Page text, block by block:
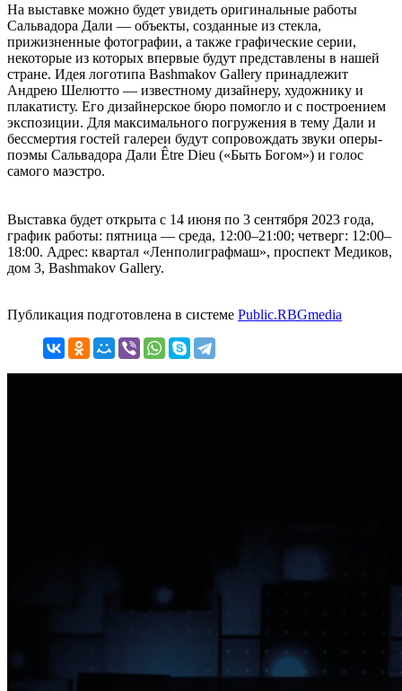
На выставке можно будет увидеть оригинальные работы
Сальвадора Дали — объекты, созданные из стекла,
прижизненные фотографии, а также графические серии,
некоторые из которых впервые будут представлены в нашей
стране. Идея логотипа Bashmakov Gallery принадлежит
Андрею Шелютто — известному дизайнеру, художнику и
плакатисту. Его дизайнерское бюро помогло и с построением
экспозиции. Для максимального погружения в тему Дали и
бессмертия гостей галереи будут сопровождать звуки оперы-
поэмы Сальвадора Дали Être Dieu («Быть Богом») и голос
самого маэстро.
Выставка будет открыта с 14 июня по 3 сентября 2023 года,
график работы: пятница — среда, 12:00–21:00; четверг: 12:00–
18:00. Адрес: квартал «Ленполиграфмаш», проспект Медиков,
дом 3, Bashmakov Gallery.
Публикация подготовлена в системе Public.RBGmedia